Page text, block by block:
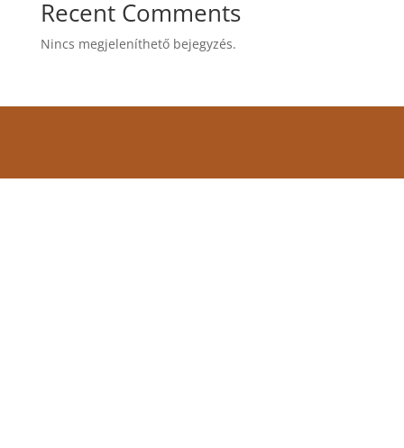
Recent Comments
Nincs megjeleníthető bejegyzés.